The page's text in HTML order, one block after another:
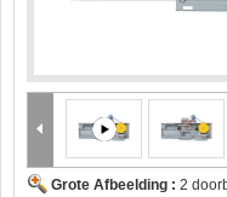
Grote Afbeelding : 2